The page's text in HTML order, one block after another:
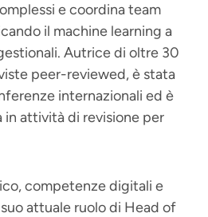
e coordina team
il machine learning a
Autrice di oltre 30
peer-reviewed, è stata
internazionali ed è
attività di revisione per
competenze digitali e
attuale ruolo di Head of